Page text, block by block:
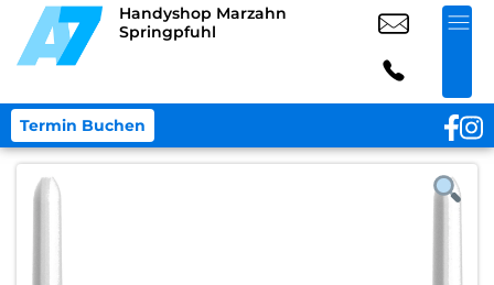
Handyshop Marzahn
Springpfuhl
Termin Buchen